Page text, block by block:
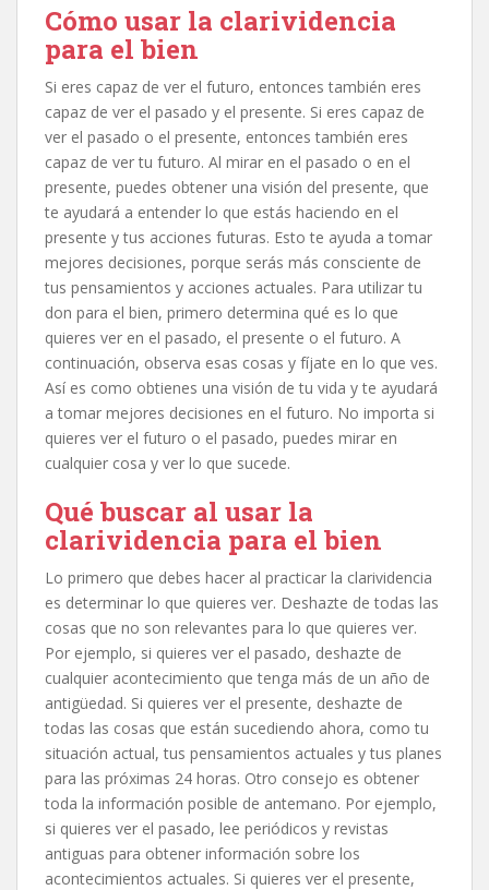
Cómo usar la clarividencia
para el bien
Si eres capaz de ver el futuro, entonces también eres
capaz de ver el pasado y el presente. Si eres capaz de
ver el pasado o el presente, entonces también eres
capaz de ver tu futuro. Al mirar en el pasado o en el
presente, puedes obtener una visión del presente, que
te ayudará a entender lo que estás haciendo en el
presente y tus acciones futuras. Esto te ayuda a tomar
mejores decisiones, porque serás más consciente de
tus pensamientos y acciones actuales. Para utilizar tu
don para el bien, primero determina qué es lo que
quieres ver en el pasado, el presente o el futuro. A
continuación, observa esas cosas y fíjate en lo que ves.
Así es como obtienes una visión de tu vida y te ayudará
a tomar mejores decisiones en el futuro. No importa si
quieres ver el futuro o el pasado, puedes mirar en
cualquier cosa y ver lo que sucede.
Qué buscar al usar la
clarividencia para el bien
Lo primero que debes hacer al practicar la clarividencia
es determinar lo que quieres ver. Deshazte de todas las
cosas que no son relevantes para lo que quieres ver.
Por ejemplo, si quieres ver el pasado, deshazte de
cualquier acontecimiento que tenga más de un año de
antigüedad. Si quieres ver el presente, deshazte de
todas las cosas que están sucediendo ahora, como tu
situación actual, tus pensamientos actuales y tus planes
para las próximas 24 horas. Otro consejo es obtener
toda la información posible de antemano. Por ejemplo,
si quieres ver el pasado, lee periódicos y revistas
antiguas para obtener información sobre los
acontecimientos actuales. Si quieres ver el presente,